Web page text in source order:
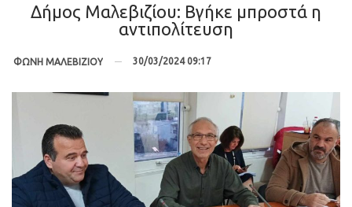
Δήμος Μαλεβιζίου: Βγήκε μπροστά η
αντιπολίτευση
ΦΩΝΗ ΜΑΛΕΒΙΖΙΟΥ 30/03/2024 09:17